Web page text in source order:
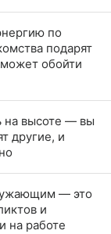
по
подарят
обойти
на высоте — вы
другие, и
— это
и
на работе